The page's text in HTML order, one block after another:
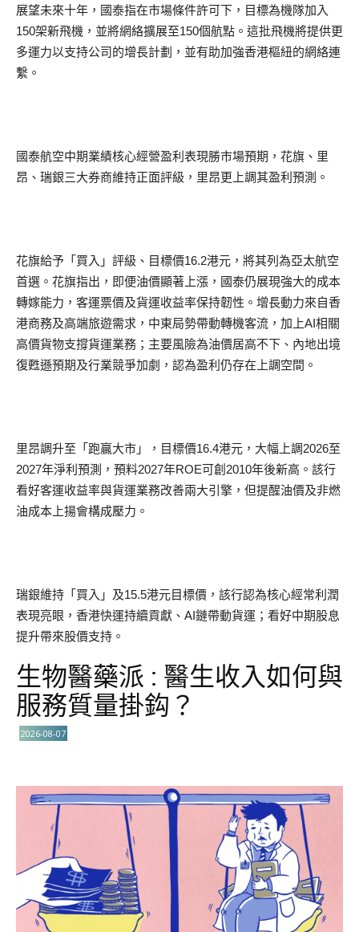
展望未來十年，國泰指在市場條件許可下，目標為機隊加入
150架新飛機，並將網絡擴展至150個航點。這批飛機將提供更
多運力以支持公司的增長計劃，並有助加強香港樞紐的網絡連
繫。
國泰航空中期業績核心經營盈利表現勝市場預期，花旗、里
昂、瑞銀三大券商維持正面評級，里昂更上調其盈利預測。
花旗給予「買入」評級、目標價16.2港元，將其列為亞太航空
首選。花旗指出，即便油價顯著上漲，國泰仍展現強大的成本
轉嫁能力，客運票價及貨運收益率保持韌性。增長動力來自香
港商務及高端旅遊需求，中東局勢帶動轉機客流，加上AI相關
高價貨物支撐貨運業務；主要風險為油價居高不下、內地出境
復甦遜預期及行業競爭加劇，認為盈利仍存在上調空間。
里昂調升至「跑贏大市」，目標價16.4港元，大幅上調2026至
2027年淨利預測，預料2027年ROE可創2010年後新高。該行
看好客運收益率與貨運業務改善兩大引擎，但提醒油價及非燃
油成本上揚會構成壓力。
瑞銀維持「買入」及15.5港元目標價，該行認為核心經常利潤
表現亮眼，香港快運持續貢獻、AI鏈帶動貨運；看好中期股息
提升帶來股價支持。
生物醫藥派 : 醫生收入如何與
服務質量掛鈎？
2026-08-07